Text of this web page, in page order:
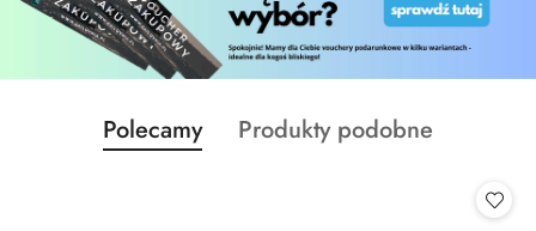
Pomiń karuzelę produktów
Produkty
o
Polecamy
Produkty
Produkty podobne